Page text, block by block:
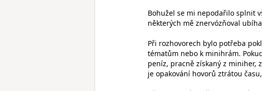
Bohužel se mi nepodařilo splnit
některých mě znervózňoval
Při rozhovorech bylo potřeba
tématům nebo k minihrám.
peníz, pracně získaný z miniher,
je opakování hovorů ztrátou